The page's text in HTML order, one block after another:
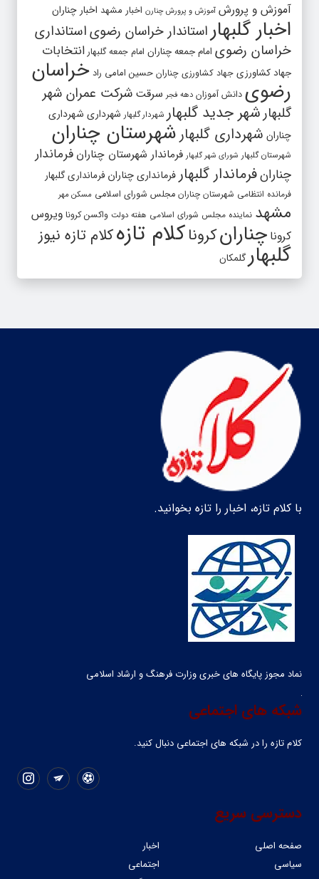
آموزش و پرورش آموزش و پرورش چنارن اخبار مشهد اخبار چناران
اخبار گلبهار استاندار خراسان رضویاستانداری
خراسان رضوی امام جمعه چناران امام جمعه گلبهار انتخابات
جهاد کشاورزی جهاد کشاورزی چناران حسین امامی راد خراسان
رضوی دانش آموزان دهه فجر سرقت شرکت عمران شهر
گلبهار شهر جدید گلبهار شهردار گلبهار شهرداری شهرداری
چناران شهرداری گلبهار شهرستان چناران
شهرستان گلبهار شورای شهر گلبهار فرماندار شهرستان چناران فرماندار
چنارانفرماندار گلبهار فرمانداری چناران فرمانداری گلبهار
فرمانده انتظامی شهرستان چناران مجلس شورای اسلامی مسکن مهر
مشهد نماینده مجلس شورای اسلامی هفته دولت واکسن کرونا ویروس
کرونا چنارانکروناکلام تازهکلام تازه نیوز
گلبهار گلمکان
با کلام تازه، اخبار را تازه بخوانید.
نماد مجوز پایگاه های خبری وزارت فرهنگ و ارشاد اسلامی
شبکه های اجتماعی
کلام تازه را در شبکه ‌های اجتماعی دنبال کنید.
دسترسی سریع
صفحه اصلی
اخبار
سیاسی
اجتماعی